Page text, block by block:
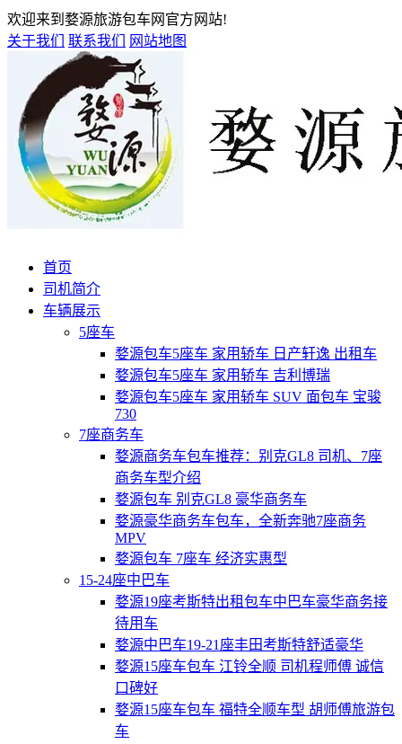
欢迎来到婺源旅游包车网官方网站!
关于我们
联系我们 网站地图
首页
司机简介
车辆展示
5座车
婺源包车5座车 家用轿车 日产轩逸 出租车
婺源包车5座车 家用轿车 吉利博瑞
婺源包车5座车 家用轿车 SUV 面包车 宝骏
730
7座商务车
婺源商务车包车推荐：别克GL8 司机、7座
商务车型介绍
婺源包车 别克GL8 豪华商务车
婺源豪华商务车包车，全新奔驰7座商务
MPV
婺源包车 7座车 经济实惠型
15-24座中巴车
婺源19座考斯特出租包车中巴车豪华商务接
待用车
婺源中巴车19-21座丰田考斯特舒适豪华
婺源15座车包车 江铃全顺 司机程师傅 诚信
口碑好
婺源15座车包车 福特全顺车型 胡师傅旅游包
车